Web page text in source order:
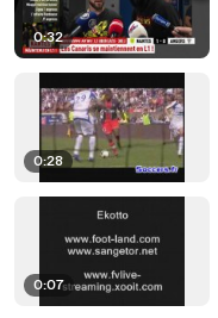
0:32
0:28
0:07